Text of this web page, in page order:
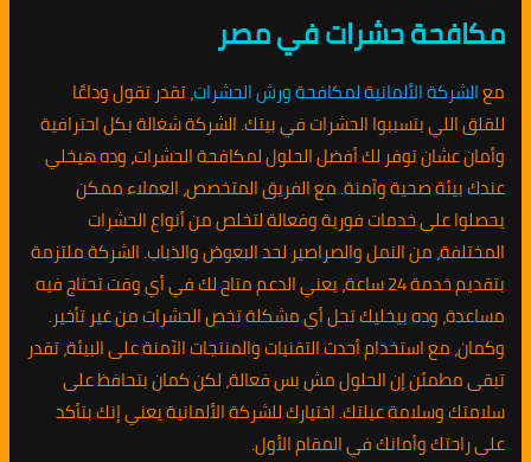
مكافحة حشرات في مصر
معالشركة الألمانية لمكافحة ورش الحشرات، تقدر تقول وداعًا
للقلق اللي بتسببوا الحشرات في بيتك. الشركة شغالة بكل احترافية
وأمان عشان توفر لك أفضل الحلول لمكافحة الحشرات، وده هيخلي
عندك بيئة صحية وآمنة. مع الفريق المتخصص، العملاء ممكن
يحصلوا على خدمات فورية وفعالة لتخلص من أنواع الحشرات
المختلفة، من النمل والصراصير لحد البعوض والذباب. الشركة ملتزمة
بتقديم خدمة 24 ساعة، يعني الدعم متاح لك في أي وقت تحتاج فيه
مساعدة، وده بيخليك تحل أي مشكلة تخص الحشرات من غير تأخير.
وكمان، مع استخدام أحدث التقنيات والمنتجات الآمنة على البيئة، تقدر
تبقى مطمئن إن الحلول مش بس فعالة، لكن كمان بتحافظ على
سلامتك وسلامة عيلتك. اختيارك للشركة الألمانية يعني إنك بتأكد
على راحتك وأمانك في المقام الأول.